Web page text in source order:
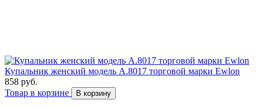
Купальник женский модель A.8017 торговой марки Ewlon
858 руб.
Товар в корзине
В корзину